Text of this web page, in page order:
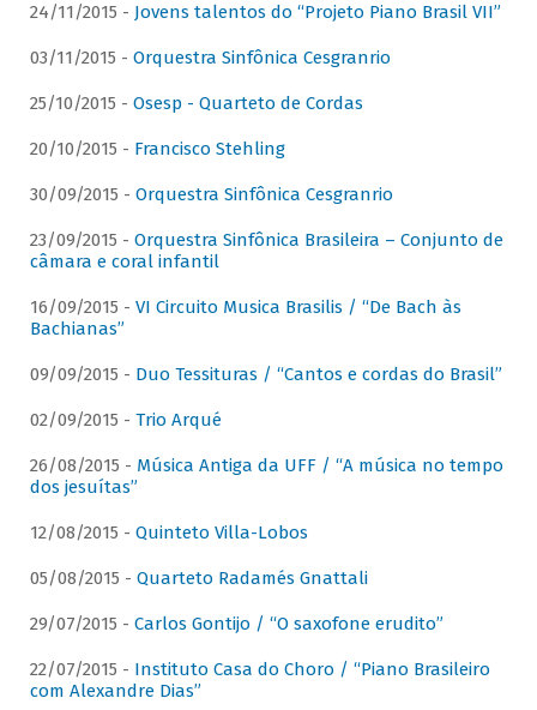
24/11/2015 - Jovens talentos do “Projeto Piano Brasil VII”
03/11/2015 - Orquestra Sinfônica Cesgranrio
25/10/2015 - Osesp - Quarteto de Cordas
20/10/2015 - Francisco Stehling
30/09/2015 - Orquestra Sinfônica Cesgranrio
23/09/2015 - Orquestra Sinfônica Brasileira – Conjunto de
câmara e coral infantil
16/09/2015 - VI Circuito Musica Brasilis / “De Bach às
Bachianas”
09/09/2015 - Duo Tessituras / “Cantos e cordas do Brasil”
02/09/2015 - Trio Arqué
26/08/2015 - Música Antiga da UFF / “A música no tempo
dos jesuítas”
12/08/2015 - Quinteto Villa-Lobos
05/08/2015 - Quarteto Radamés Gnattali
29/07/2015 - Carlos Gontijo / “O saxofone erudito”
22/07/2015 - Instituto Casa do Choro / “Piano Brasileiro
com Alexandre Dias”